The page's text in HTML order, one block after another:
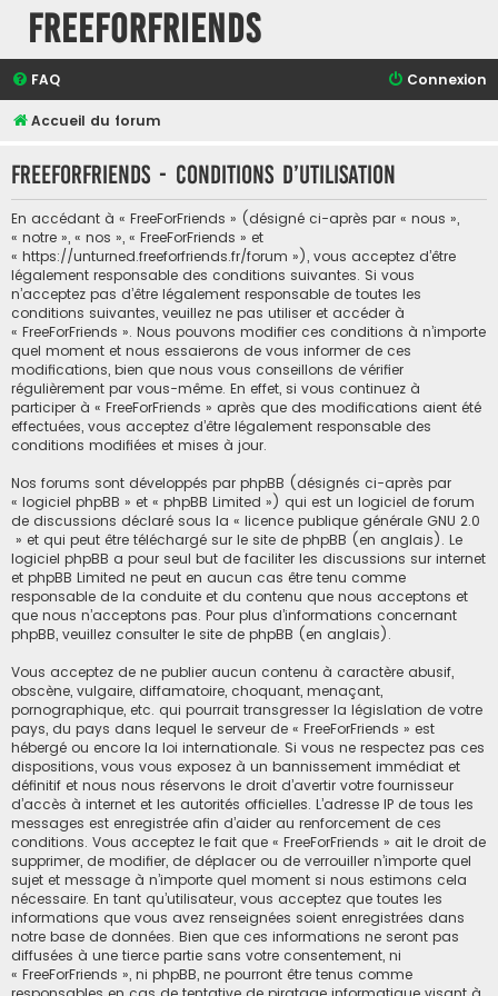
FreeForFriends
FAQ Connexion
Accueil du forum
FreeForFriends - Conditions d’utilisation
En accédant à « FreeForFriends » (désigné ci-après par « nous »,
« notre », « nos », « FreeForFriends » et
« https://unturned.freeforfriends.fr/forum »), vous acceptez d’être
légalement responsable des conditions suivantes. Si vous
n’acceptez pas d’être légalement responsable de toutes les
conditions suivantes, veuillez ne pas utiliser et accéder à
« FreeForFriends ». Nous pouvons modifier ces conditions à n’importe
quel moment et nous essaierons de vous informer de ces
modifications, bien que nous vous conseillons de vérifier
régulièrement par vous-même. En effet, si vous continuez à
participer à « FreeForFriends » après que des modifications aient été
effectuées, vous acceptez d’être légalement responsable des
conditions modifiées et mises à jour.
Nos forums sont développés par phpBB (désignés ci-après par
« logiciel phpBB » et « phpBB Limited ») qui est un logiciel de forum
de discussions déclaré sous la « licence publique générale GNU 2.0
» et qui peut être téléchargé sur le site de phpBB (en anglais). Le
logiciel phpBB a pour seul but de faciliter les discussions sur internet
et phpBB Limited ne peut en aucun cas être tenu comme
responsable de la conduite et du contenu que nous acceptons et
que nous n’acceptons pas. Pour plus d’informations concernant
phpBB, veuillez consulter le site de phpBB (en anglais).
Vous acceptez de ne publier aucun contenu à caractère abusif,
obscène, vulgaire, diffamatoire, choquant, menaçant,
pornographique, etc. qui pourrait transgresser la législation de votre
pays, du pays dans lequel le serveur de « FreeForFriends » est
hébergé ou encore la loi internationale. Si vous ne respectez pas ces
dispositions, vous vous exposez à un bannissement immédiat et
définitif et nous nous réservons le droit d’avertir votre fournisseur
d’accès à internet et les autorités officielles. L’adresse IP de tous les
messages est enregistrée afin d’aider au renforcement de ces
conditions. Vous acceptez le fait que « FreeForFriends » ait le droit de
supprimer, de modifier, de déplacer ou de verrouiller n’importe quel
sujet et message à n’importe quel moment si nous estimons cela
nécessaire. En tant qu’utilisateur, vous acceptez que toutes les
informations que vous avez renseignées soient enregistrées dans
notre base de données. Bien que ces informations ne seront pas
diffusées à une tierce partie sans votre consentement, ni
« FreeForFriends », ni phpBB, ne pourront être tenus comme